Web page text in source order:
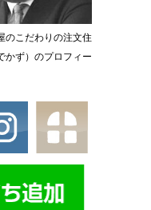
のこだわりの注文住
かず）のプロフィー